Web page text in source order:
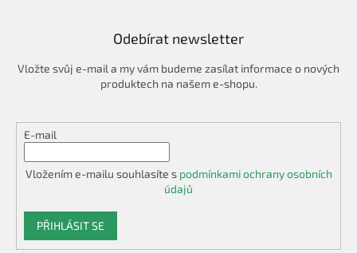
Odebírat newsletter
Vložte svůj e-mail a my vám budeme zasílat informace o nových
produktech na našem e-shopu.
E-mail
Vložením e-mailu souhlasíte s podmínkami ochrany osobních
údajů
PŘIHLÁSIT SE